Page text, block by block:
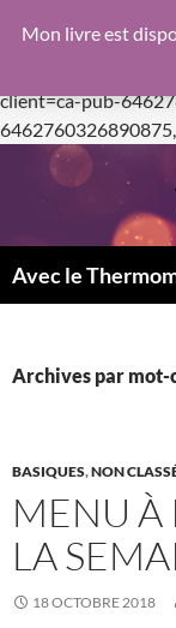
f08c47fec0942fa0
https://
client=ca-pub-
Avec le
Archives par
BASIQUES,NON
MENU À
LA
18 OCTOBRE 2018
Mon livre est